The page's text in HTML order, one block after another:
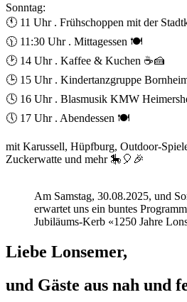
Sonntag:
🕚 11 Uhr . Frühschoppen mit der
🕦 11:30 Uhr . Mittagessen 🍽️
🕑 14 Uhr . Kaffee & Kuchen ☕️🍰
🕒 15 Uhr . Kindertanzgruppe
🕓 16 Uhr . Blasmusik KMW
🕔 17 Uhr . Abendessen 🍽️
mit Karussell, Hüpfburg, Outdoor-
Zuckerwatte und mehr 🎠🎈🎉
Am Samstag, 30.08.2025, und
erwartet uns ein buntes
Jubiläums-Kerb «1250 Jahre
Liebe Lonsemer,
und Gäste aus nah und